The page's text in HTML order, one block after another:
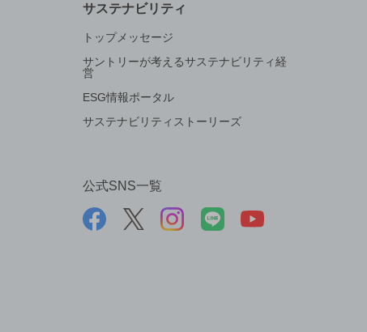
サステナビリティ
トップメッセージ
サントリーが考えるサステナビリティ経
営
ESG情報ポータル
サステナビリティストーリーズ
公式SNS一覧